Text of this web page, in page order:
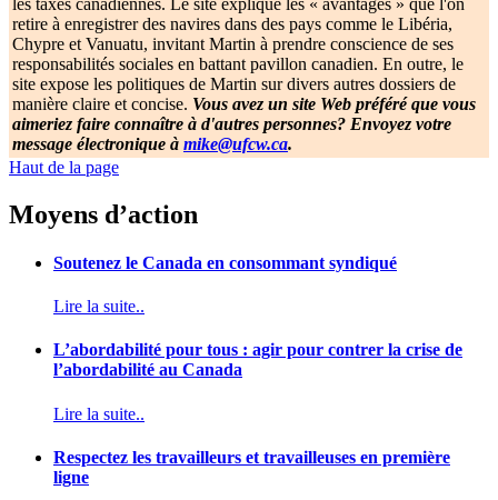
retire à enregistrer des navires dans des pays comme le Libéria,
Chypre et Vanuatu, invitant Martin à prendre conscience de ses
responsabilités sociales en battant pavillon canadien. En outre, le
site expose les politiques de Martin sur divers autres dossiers de
manière claire et concise. Vous avez un site Web préféré que vous
aimeriez faire connaître à d'autres personnes? Envoyez votre
message électronique à mike@ufcw.ca.
Haut de la page
Moyens d’action
Soutenez le Canada en consommant syndiqué
Lire la suite..
L’abordabilité pour tous : agir pour contrer la crise de
l’abordabilité au Canada
Lire la suite..
Respectez les travailleurs et travailleuses en première
ligne